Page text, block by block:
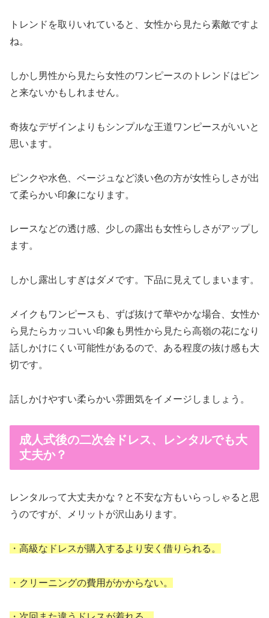
トレンドを取りいれていると、女性から見たら素敵ですよ
ね。
しかし男性から見たら女性のワンピースのトレンドはピン
と来ないかもしれません。
奇抜なデザインよりもシンプルな王道ワンピースがいいと
思います。
ピンクや水色、ベージュなど淡い色の方が女性らしさが出
て柔らかい印象になります。
レースなどの透け感、少しの露出も女性らしさがアップし
ます。
しかし露出しすぎはダメです。下品に見えてしまいます。
メイクもワンピースも、ずば抜けて華やかな場合、女性か
ら見たらカッコいい印象も男性から見たら高嶺の花になり
話しかけにくい可能性があるので、ある程度の抜け感も大
切です。
話しかけやすい柔らかい雰囲気をイメージしましょう。
成人式後の二次会ドレス、レンタルでも大
丈夫か？
レンタルって大丈夫かな？と不安な方もいらっしゃると思
うのですが、メリットが沢山あります。
・高級なドレスが購入するより安く借りられる。
・クリーニングの費用がかからない。